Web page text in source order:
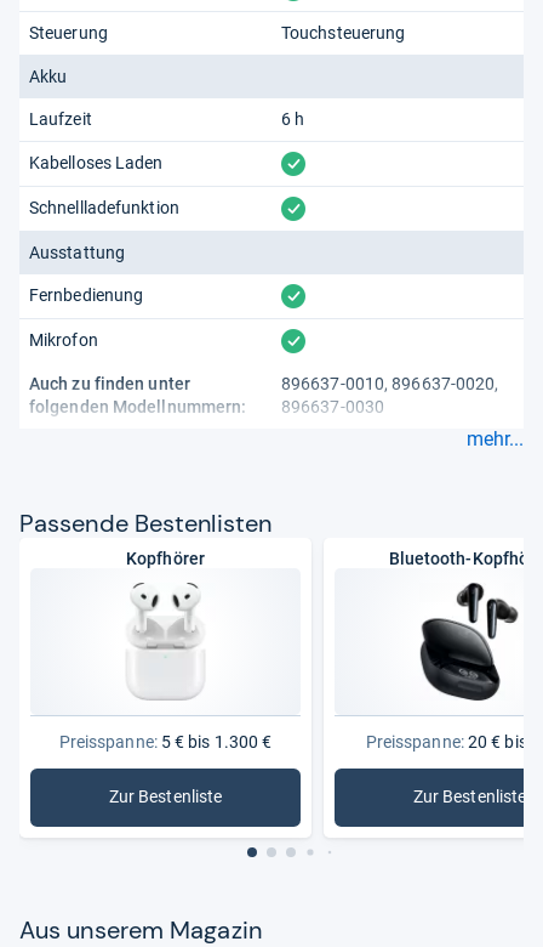
Steuerung Touchsteuerung
Akku
Laufzeit 6 h
Kabelloses Laden vorhanden
Schnellladefunktion vorhanden
Ausstattung
Fernbedienung vorhanden
Mikrofon vorhanden
Auch zu finden unter
folgenden Modellnummern:
896637-0010, 896637-0020,
896637-0030
mehr...
Pas­sende Bes­ten­lis­ten
Kopfhörer
Preisspanne:5 € bis 1.300 €
Zur Bestenliste
: Kopfhörer
Bluetooth-
Preisspanne:20 € bis
Zur Bestenliste
:
Aus unse­rem Maga­zin